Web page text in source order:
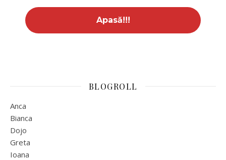
BLOGROLL
Anca
Bianca
Dojo
Greta
Ioana